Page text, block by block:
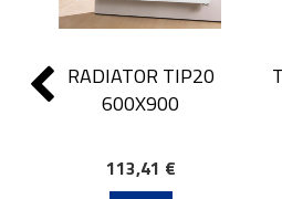
RADIATOR TIP20
600X900
113,41 €